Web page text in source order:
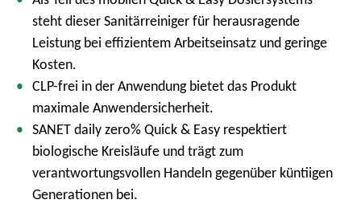
steht dieser Sanitärreiniger für herausragende
Leistung bei effizientem Arbeitseinsatz und geringe
Kosten.
CLP-frei in der Anwendung bietet das Produkt
maximale Anwendersicherheit.
SANET daily zero% Quick & Easy respektiert
biologische Kreisläufe und trägt zum
verantwortungsvollen Handeln gegenüber küntiigen
Generationen bei.